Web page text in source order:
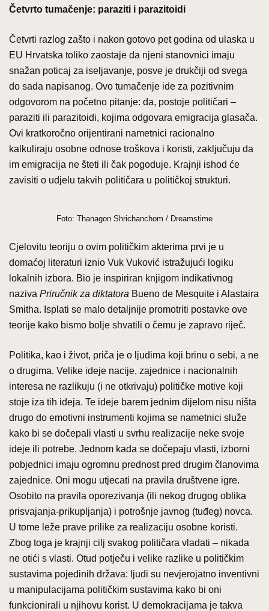
Četvrto tumačenje: paraziti i parazitoidi
Četvrti razlog zašto i nakon gotovo pet godina od ulaska u
EU Hrvatska toliko zaostaje da njeni stanovnici imaju
snažan poticaj za iseljavanje, posve je drukčiji od svega
do sada napisanog. Ovo tumačenje ide za pozitivnim
odgovorom na početno pitanje: da, postoje političari –
paraziti ili parazitoidi, kojima odgovara emigracija glasača.
Ovi kratkoročno orijentirani nametnici racionalno
kalkuliraju osobne odnose troškova i koristi, zaključuju da
im emigracija ne šteti ili čak pogoduje. Krajnji ishod će
zavisiti o udjelu takvih političara u političkoj strukturi.
Foto: Thanagon Shrichanchom / Dreamstime
Cjelovitu teoriju o ovim političkim akterima prvi je u
domaćoj literaturi iznio Vuk Vuković istražujući logiku
lokalnih izbora. Bio je inspiriran knjigom indikativnog
naziva Priručnik za diktatora Bueno de Mesquite i Alastaira
Smitha. Isplati se malo detaljnije promotriti postavke ove
teorije kako bismo bolje shvatili o čemu je zapravo riječ.
Politika, kao i život, priča je o ljudima koji brinu o sebi, a ne
o drugima. Velike ideje nacije, zajednice i nacionalnih
interesa ne razlikuju (i ne otkrivaju) političke motive koji
stoje iza tih ideja. Te ideje barem jednim dijelom nisu ništa
drugo do emotivni instrumenti kojima se nametnici služe
kako bi se dočepali vlasti u svrhu realizacije neke svoje
ideje ili potrebe. Jednom kada se dočepaju vlasti, izborni
pobjednici imaju ogromnu prednost pred drugim članovima
zajednice. Oni mogu utjecati na pravila društvene igre.
Osobito na pravila oporezivanja (ili nekog drugog oblika
prisvajanja-prikupljanja) i potrošnje javnog (tuđeg) novca.
U tome leže prave prilike za realizaciju osobne koristi.
Zbog toga je krajnji cilj svakog političara vladati – nikada
ne otići s vlasti. Otud potječu i velike razlike u političkim
sustavima pojedinih država: ljudi su nevjerojatno inventivni
u manipulacijama političkim sustavima kako bi oni
funkcionirali u njihovu korist. U demokracijama je takva